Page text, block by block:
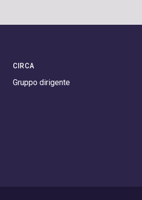
CIRCA
Gruppo dirigente